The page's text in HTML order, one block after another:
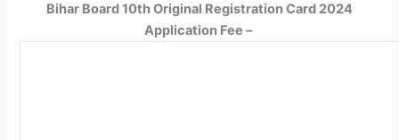
Bihar Board 10th Original Registration Card 2024
Application Fee –